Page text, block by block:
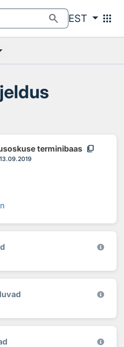
search EST apps
terminibaas content_copy
13.09.2019